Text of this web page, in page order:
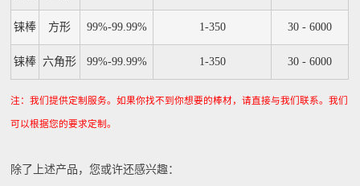
铼棒 方形 99%-99.99% 1-350 30 - 6000
铼棒 六角形 99%-99.99% 1-350 30 - 6000
注：我们提供定制服务。如果你找不到你想要的棒材，请直接与我们联系。我们
可以根据您的要求定制。
除了上述产品，您或许还感兴趣：